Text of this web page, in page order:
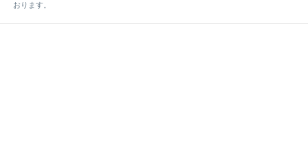
おります。